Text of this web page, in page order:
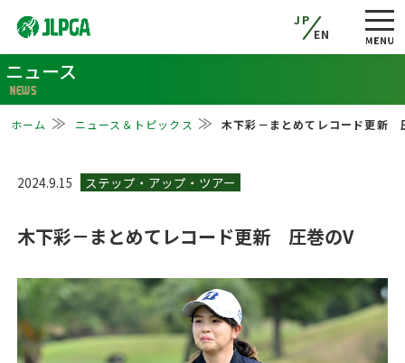
JP
EN
ニュース
NEWS
ホーム ニュース＆トピックス 木下彩－まとめてレコード更新
2024.9.15
木下彩－まとめてレコード更新 圧巻のV